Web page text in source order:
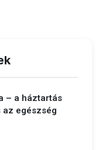
– a háztartás
egészség